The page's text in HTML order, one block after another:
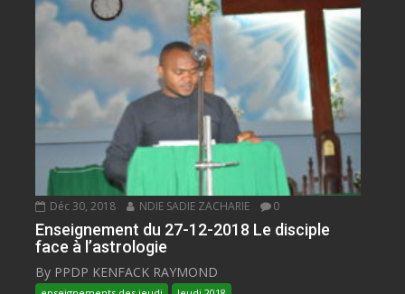
Déc 30, 2018 NDIE SADIE ZACHARIE 0
Enseignement du 27-12-2018 Le disciple
face à l’astrologie
By PPDP KENFACK RAYMOND